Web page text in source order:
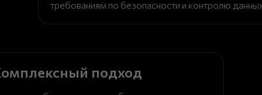
требованиям по безопасности и контролю
подход